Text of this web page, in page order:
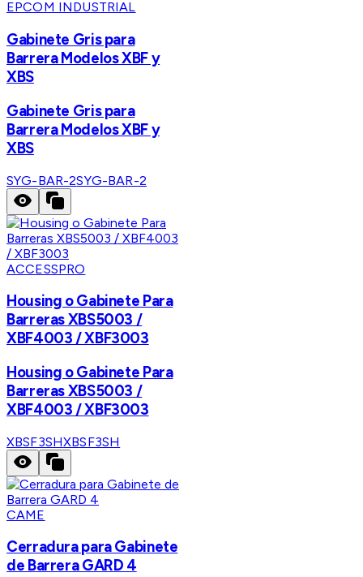
EPCOM INDUSTRIAL
Gabinete Gris para
Barrera Modelos XBF y
XBS
Gabinete Gris para
Barrera Modelos XBF y
XBS
SYG-BAR-2SYG-BAR-2
ACCESSPRO
Housing o Gabinete Para
Barreras XBS5003 /
XBF4003 / XBF3003
Housing o Gabinete Para
Barreras XBS5003 /
XBF4003 / XBF3003
XBSF3SHXBSF3SH
CAME
Cerradura para Gabinete
de Barrera GARD 4